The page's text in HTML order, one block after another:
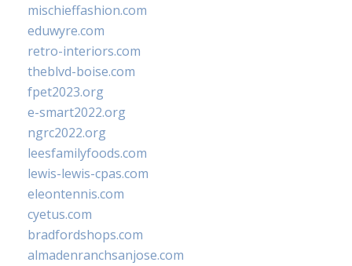
mischieffashion.com
eduwyre.com
retro-interiors.com
theblvd-boise.com
fpet2023.org
e-smart2022.org
ngrc2022.org
leesfamilyfoods.com
lewis-lewis-cpas.com
eleontennis.com
cyetus.com
bradfordshops.com
almadenranchsanjose.com